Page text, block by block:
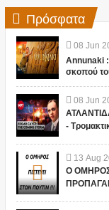
Πρόσφατα
08 Jun
Annunaki :
σκοπού
08 Jun
-
13 Aug
Ο ΟΜΗΡΟΣ